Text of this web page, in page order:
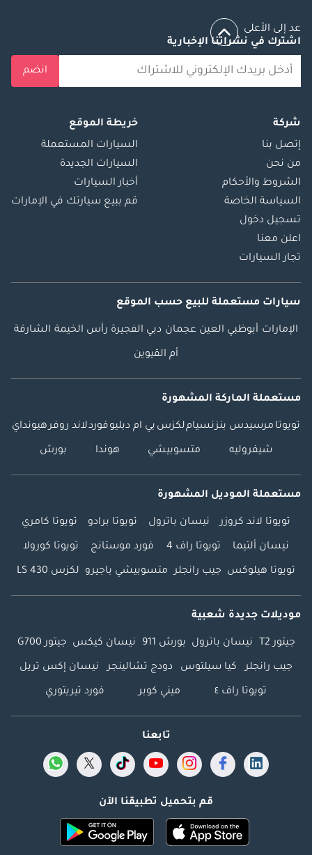
عد إلى الأعلى
اشترك في نشراتنا الإخبارية
انضم
شركة
إتصل بنا
من نحن
الشروط والأحكام
السياسة الخاصة
تسجيل دخول
اعلن معنا
تجار السيارات
خريطة الموقع
السيارات المستعملة
السيارات الجديدة
أخبار السيارات
قم ببيع سيارتك في الإمارات
سيارات مستعملة للبيع حسب الموقع
الإمارات أبوظبي العين عجمان دبي الفجيرة رأس الخيمة الشارقة
أم القيوين
مستعملة الماركة المشهورة
تويوتا مرسيدس بنزنسياملكزس بي ام دبليوفوردلاند روفرهيونداي
شيفروليه متسوبيشي هوندا بورش
مستعملة الموديل المشهورة
تويوتا لاند كروزر نيسان باترول تويوتا برادو تويوتا كامري
نيسان ألتيما تويوتا راف 4 فورد موستانج تويوتا كورولا
تويوتا هيلوكس جيب رانجلر متسوبيشي باجيرو لكزس LS 430
موديلات جديدة شعبية
جيتور T2 نيسان باترول بورش 911 نيسان كيكس جيتور G700
جيب رانجلر كيا سيلتوس دودج تشالينجر نيسان إكس تريل
تويوتا راف ٤ ميني كوبر فورد تيريتوري
تابعنا
قم بتحميل تطبيقنا الآن